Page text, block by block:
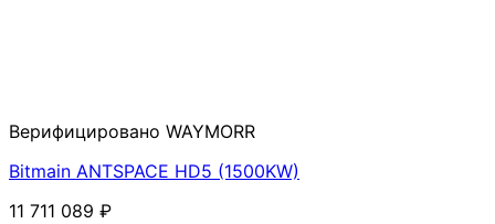
Верифицировано WAYMORR
Bitmain ANTSPACE HD5 (1500KW)
11 711 089 ₽